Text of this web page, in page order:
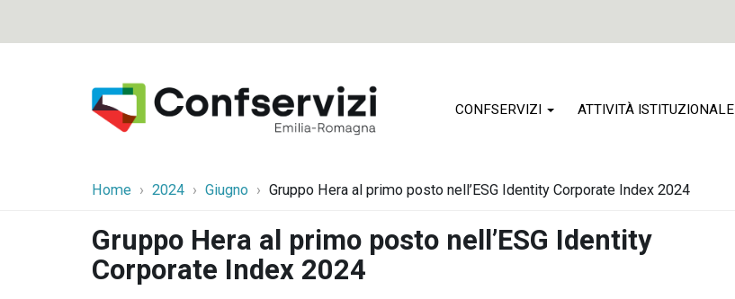
CONFSERVIZI ATTIVITÀ ISTITUZIONALE
Home 2024 Giugno Gruppo Hera al primo posto nell’ESG Identity Corporate Index 2024
Gruppo Hera al primo posto nell’ESG Identity
Corporate Index 2024